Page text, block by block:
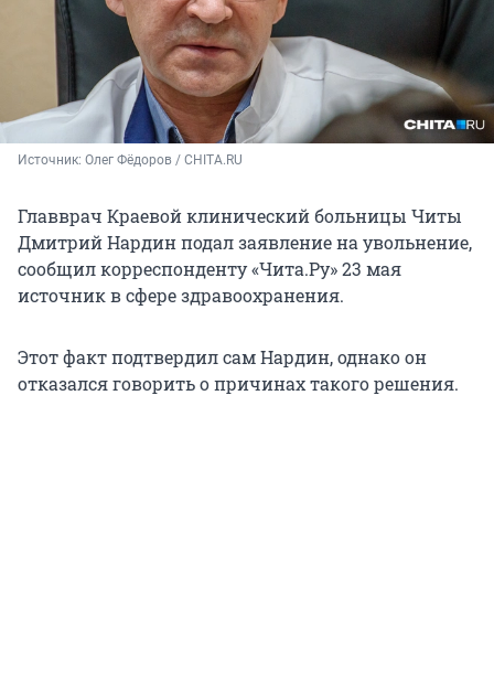
Источник: Олег Фёдоров / CHITA.RU
Главврач Краевой клинический больницы Читы
Дмитрий Нардин подал заявление на увольнение,
сообщил корреспонденту «Чита.Ру» 23 мая
источник в сфере здравоохранения.
Этот факт подтвердил сам Нардин, однако он
отказался говорить о причинах такого решения.